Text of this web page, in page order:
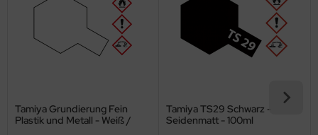
Tamiya Grundierung Fein
Plastik und Metall - Weiß /
Tamiya TS29 Schwarz -
Seidenmatt - 100ml
Factory
Box LTD